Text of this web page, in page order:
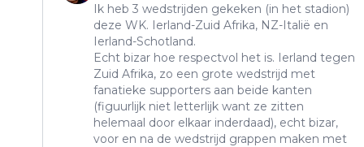
Ik heb 3 wedstrijden gekeken (in het stadion)
deze WK. Ierland-Zuid Afrika, NZ-Italië en
Ierland-Schotland.
Echt bizar hoe respectvol het is. Ierland tegen
Zuid Afrika, zo een grote wedstrijd met
fanatieke supporters aan beide kanten
(figuurlijk niet letterlijk want ze zitten
helemaal door elkaar inderdaad), echt bizar,
voor en na de wedstrijd grappen maken met